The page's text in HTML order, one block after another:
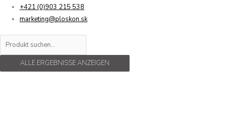
+421 (0)903 215 538
marketing@ploskon.sk
ALLE ERGEBNISSE ANZEIGEN